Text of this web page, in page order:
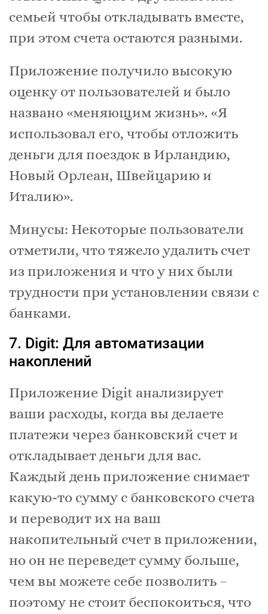
семьей чтобы откладывать вместе,
при этом счета остаются разными.
Приложение получило высокую
оценку от пользователей и было
названо «меняющим жизнь». «Я
использовал его, чтобы отложить
деньги для поездок в Ирландию,
Новый Орлеан, Швейцарию и
Италию».
Минусы: Некоторые пользователи
отметили, что тяжело удалить счет
из приложения и что у них были
трудности при установлении связи с
банками.
7. Digit: Для автоматизации
накоплений
Приложение Digit анализирует
ваши расходы, когда вы делаете
платежи через банковский счет и
откладывает деньги для вас.
Каждый день приложение снимает
какую-то сумму с банковского счета
и переводит их на ваш
накопительный счет в приложении,
но он не переведет сумму больше,
чем вы можете себе позволить –
поэтому не стоит беспокоиться, что